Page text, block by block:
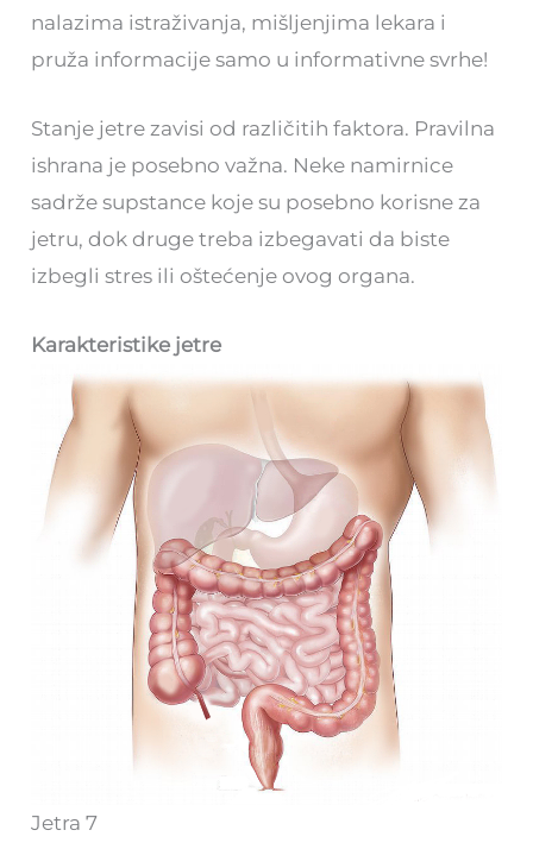
nalazima istraživanja, mišljenjima lekara i
pruža informacije samo u informativne svrhe!
Stanje jetre zavisi od različitih faktora. Pravilna
ishrana je posebno važna. Neke namirnice
sadrže supstance koje su posebno korisne za
jetru, dok druge treba izbegavati da biste
izbegli stres ili oštećenje ovog organa.
Karakteristike jetre
Jetra 7